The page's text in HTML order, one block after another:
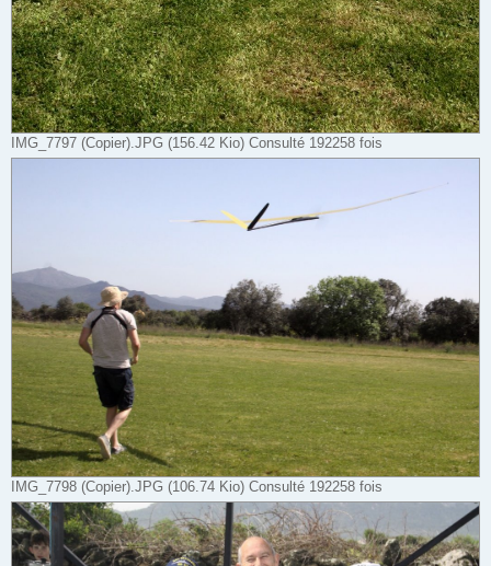
IMG_7797 (Copier).JPG (156.42 Kio) Consulté 192258 fois
IMG_7798 (Copier).JPG (106.74 Kio) Consulté 192258 fois